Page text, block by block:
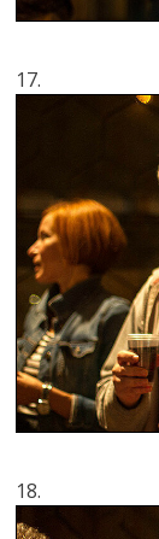
17.
18.